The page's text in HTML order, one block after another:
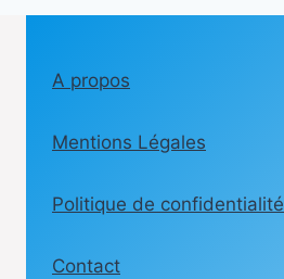
A propos
Mentions Légales
Politique de confidentialité
Contact